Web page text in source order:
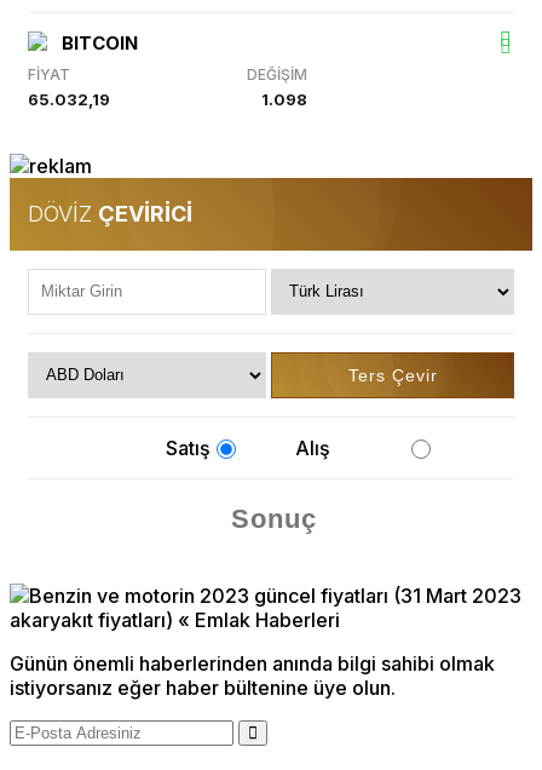
BITCOIN
FİYAT DEĞİŞİM
65.032,19 1.098
DÖVİZ ÇEVİRİCİ
Satış Alış
Günün önemli haberlerinden anında bilgi sahibi olmak
istiyorsanız eğer haber bültenine üye olun.